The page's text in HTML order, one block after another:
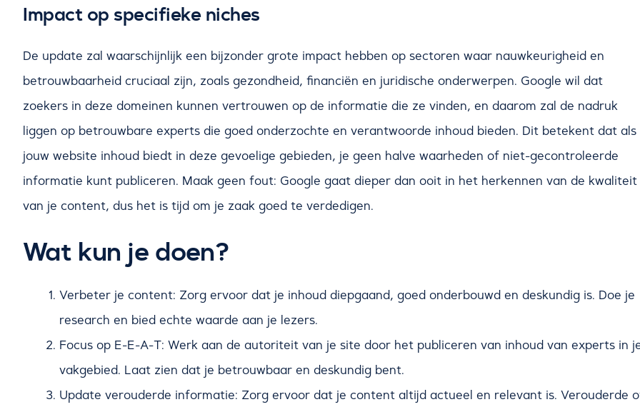
Impact op specifieke niches
De update zal waarschijnlijk een bijzonder grote impact hebben op sectoren waar nauwkeurigheid en
betrouwbaarheid cruciaal zijn, zoals gezondheid, financiën en juridische onderwerpen. Google wil dat
zoekers in deze domeinen kunnen vertrouwen op de informatie die ze vinden, en daarom zal de nadruk
liggen op betrouwbare experts die goed onderzochte en verantwoorde inhoud bieden. Dit betekent dat als
jouw website inhoud biedt in deze gevoelige gebieden, je geen halve waarheden of niet-gecontroleerde
informatie kunt publiceren. Maak geen fout: Google gaat dieper dan ooit in het herkennen van de kwaliteit
van je content, dus het is tijd om je zaak goed te verdedigen.
Wat kun je doen?
Verbeter je content: Zorg ervoor dat je inhoud diepgaand, goed onderbouwd en deskundig is. Doe je
research en bied echte waarde aan je lezers.
Focus op E-E-A-T: Werk aan de autoriteit van je site door het publiceren van inhoud van experts in
vakgebied. Laat zien dat je betrouwbaar en deskundig bent.
Update verouderde informatie: Zorg ervoor dat je content altijd actueel en relevant is. Verouderde